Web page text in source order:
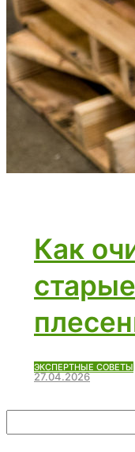
Как
ЭКСПЕРТНЫЕ СОВЕТЫ
27.04.2026